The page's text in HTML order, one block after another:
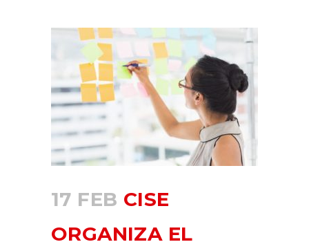
17 FEB CISE
ORGANIZA EL